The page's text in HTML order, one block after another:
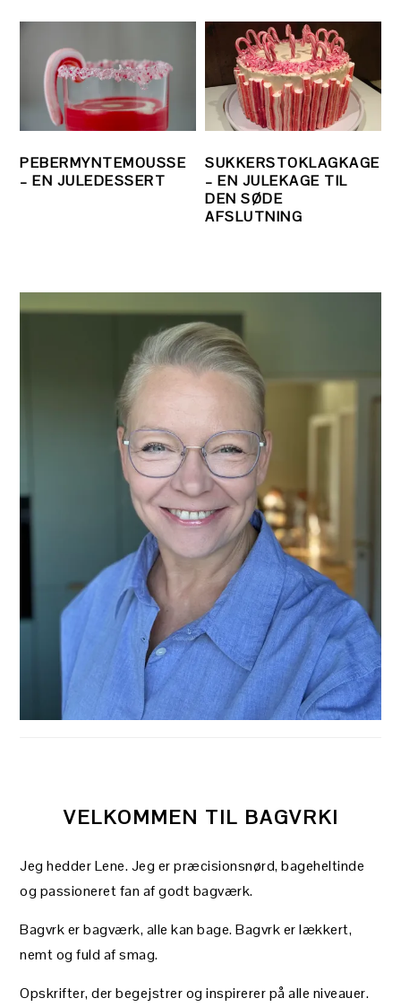
PEBERMYNTEMOUSSE
– EN JULEDESSERT
SUKKERSTOKLAGKAGE
– EN JULEKAGE TIL
DEN SØDE
AFSLUTNING
PRIMÆR
VELKOMMEN TIL BAGVRK!
Jeg hedder Lene. Jeg er præcisionsnørd, bageheltinde
og passioneret fan af godt bagværk.
Bagvrk er bagværk, alle kan bage. Bagvrk er lækkert,
nemt og fuld af smag.
Opskrifter, der begejstrer og inspirerer på alle niveauer.